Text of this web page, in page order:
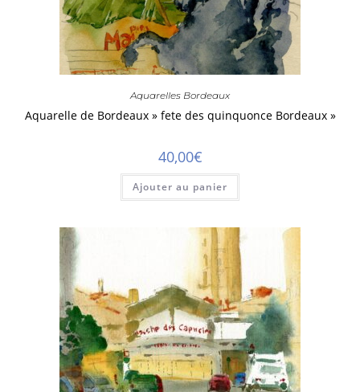
Aquarelles Bordeaux
Aquarelle de Bordeaux » fete des quinquonce Bordeaux »
40,00€
Ajouter au panier